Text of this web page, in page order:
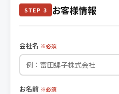
STEP 3 お客様情報
会社名 ※必須
お名前 ※必須